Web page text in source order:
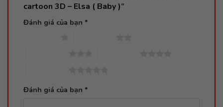
cartoon 3D – Elsa ( Baby )”
Đánh giá của bạn *
Đánh giá của bạn *